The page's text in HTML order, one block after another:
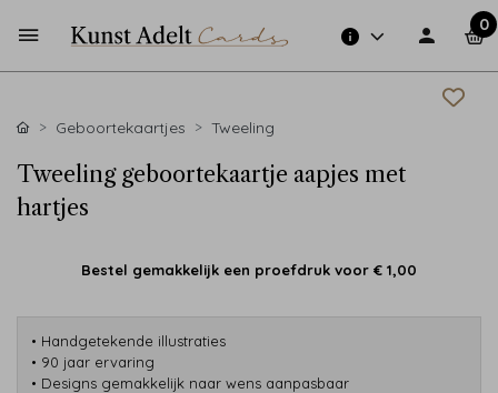
0
Geboortekaartjes Tweeling
Tweeling geboortekaartje aapjes met
hartjes
Bestel gemakkelijk een proefdruk voor € 1,00
• Handgetekende illustraties
• 90 jaar ervaring
• Designs gemakkelijk naar wens aanpasbaar